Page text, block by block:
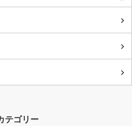
テゴリー